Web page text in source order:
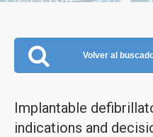
Volver al
Implantable
indications and